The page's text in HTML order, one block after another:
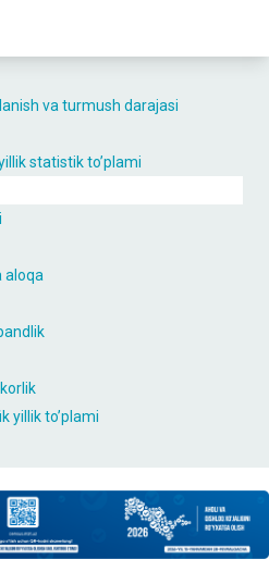
vа turmush dаrаjаsi
statistik to’plami
аloqа
yillik to’plami